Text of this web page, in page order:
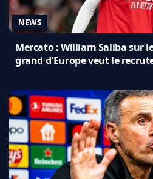
NEWS
Mercato : William Saliba sur
grand d'Europe veut le